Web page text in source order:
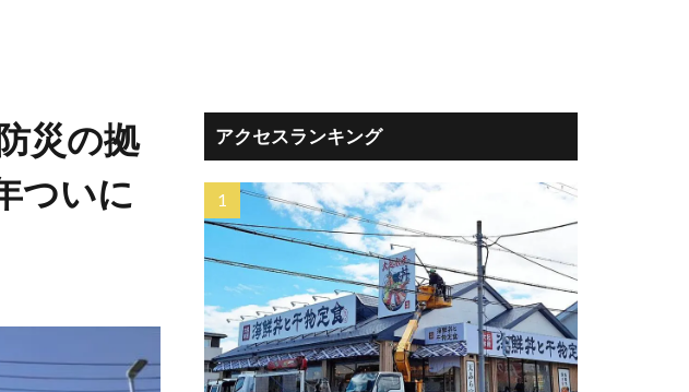
災の拠
ついに
アクセスランキング